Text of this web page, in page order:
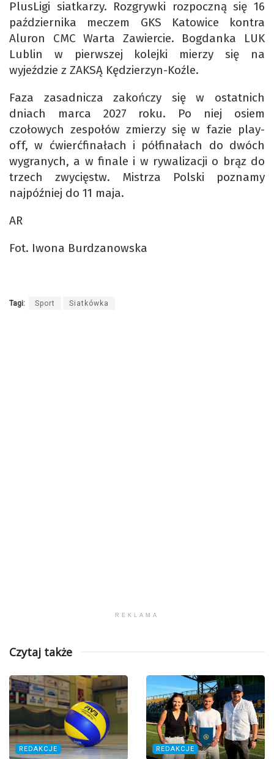
PlusLigi siatkarzy. Rozgrywki rozpoczną się 16
października meczem GKS Katowice kontra
Aluron CMC Warta Zawiercie. Bogdanka LUK
Lublin w pierwszej kolejki mierzy się na
wyjeździe z ZAKSĄ Kędzierzyn-Koźle.
Faza zasadnicza zakończy się w ostatnich
dniach marca 2027 roku. Po niej osiem
czołowych zespołów zmierzy się w fazie play-
off, w ćwierćfinałach i półfinałach do dwóch
wygranych, a w finale i w rywalizacji o brąz do
trzech zwycięstw. Mistrza Polski poznamy
najpóźniej do 11 maja.
AR
Fot. Iwona Burdzanowska
Tagi: Sport Siatkówka
REKLAMA
Czytaj także
REDAKCJE REDAKCJE